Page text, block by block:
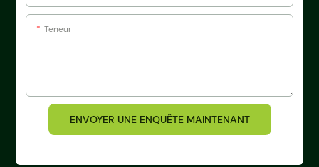
Teneur
ENVOYER UNE ENQUÊTE MAINTENANT